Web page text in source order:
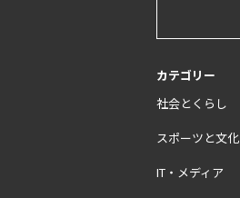
カテゴリー
社会とくらし
スポーツと文化
IT・メディア